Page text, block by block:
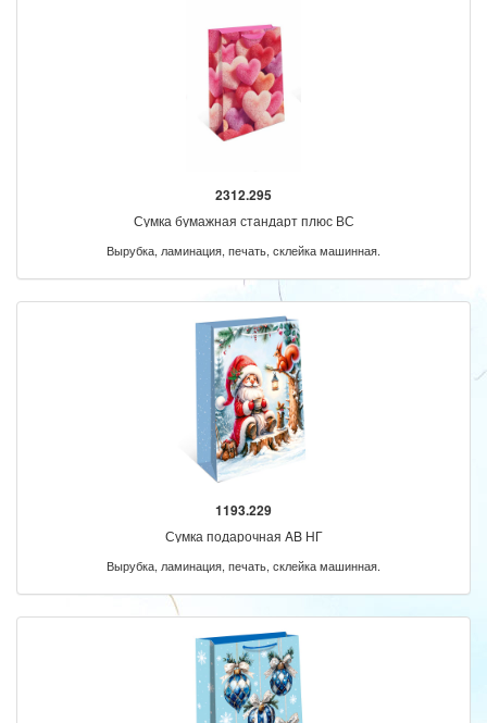
2312.295
Сумка бумажная стандарт плюс ВС
Вырубка, ламинация, печать, склейка машинная.
1193.229
Сумка подарочная AB НГ
Вырубка, ламинация, печать, склейка машинная.